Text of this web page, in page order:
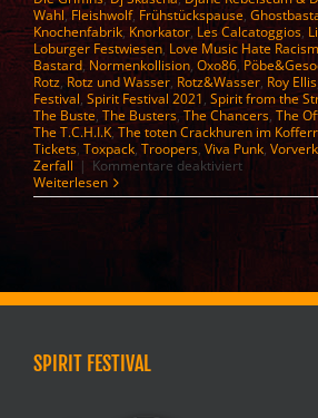
Wahl,Fleishwolf, Frühstückspause,
Knochenfabrik,Knorkator, Les Calcatoggios,
Loburger Festwiesen, Love Music Hate Racism
Bastard, Normenkollision, Oxo86,
Rotz,Rotz und Wasser, Rotz&Wasser, Roy Ellis
Festival, Spirit Festival 2021, Spirit from the
The Buste, The Busters,The Chancers, The
The T.C.H.I.K,The toten Crackhuren im
Tickets, Toxpack, Troopers, Viva Punk,
Zerfall | Kommentare deaktiviertfür
Spirit
Festival
Weiterlesen
SPIRIT FESTIVAL